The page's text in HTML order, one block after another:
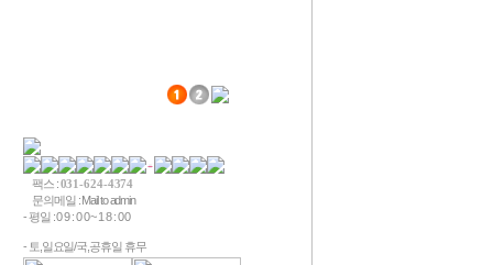
팩스 :031-624-4374
문의메일 :Mail to admin
- 평일 : 0 9 : 0 0 ~ 1 8 : 0 0
- 토,일요일/국,공휴일 휴무